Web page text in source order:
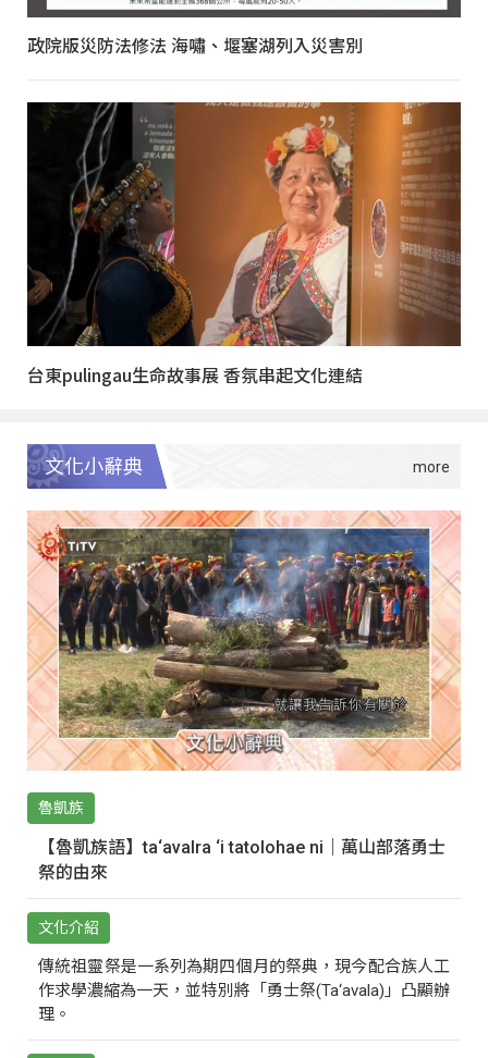
政院版災防法修法 海嘯、堰塞湖列入災害別
台東pulingau生命故事展 香氛串起文化連結
文化小辭典
魯凱族
【魯凱族語】ta‘avalra ‘i tatolohae ni｜萬山部落勇士
祭的由來
文化介紹
傳統祖靈祭是一系列為期四個月的祭典，現今配合族人工
作求學濃縮為一天，並特別將「勇士祭(Ta‘avala)」凸顯辦
理。